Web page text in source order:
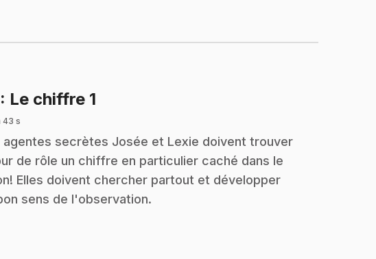
: Le chiffre 1
43 s
agentes secrètes Josée et Lexie doivent trouver
de rôle un chiffre en particulier caché dans le
Elles doivent chercher partout et développer
sens de l'observation.